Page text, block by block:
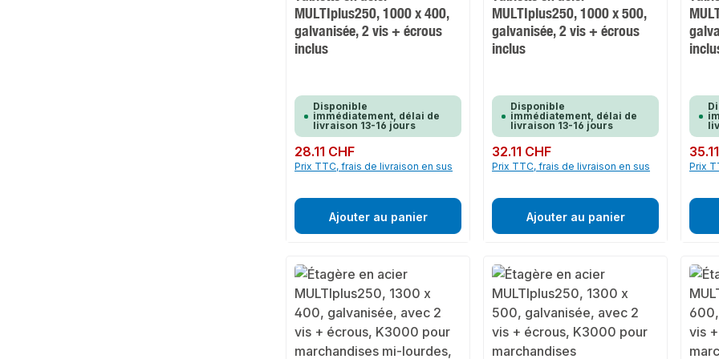
MULTIplus250, 1000 x 400,
galvanisée, 2 vis + écrous
inclus
Disponible
immédiatement, délai de
livraison 13-16 jours
Prix régulier :
28.11 CHF
Prix TTC, frais de livraison en sus
Ajouter au panier
MULTIplus250, 1000 x 500,
galvanisée, 2 vis + écrous
inclus
Disponible
immédiatement, délai de
livraison 13-16 jours
Prix régulier :
32.11 CHF
Prix TTC, frais de livraison en sus
Ajouter au panier
Prix
Prix